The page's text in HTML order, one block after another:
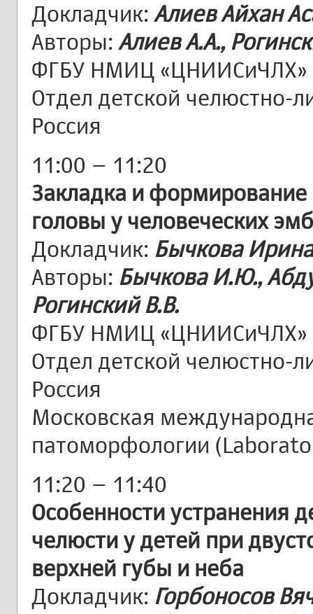
Докладчик: Алиев Айхан
Авторы: Алиев А.А.,
ФГБУ НМИЦ «ЦНИИСиЧЛХ»
Отдел детской челюстно-
Россия
11:00 – 11:20
Закладка и формирование
головы у человеческих
Докладчик: Бычкова
Авторы: Бычкова И.Ю.,
Рогинский В.В.
ФГБУ НМИЦ «ЦНИИСиЧЛХ»
Отдел детской челюстно-
Россия
Московская
патоморфологии
11:20 – 11:40
Особенности устранения
челюсти у детей при
верхней губы и неба
Докладчик: Горбоносов